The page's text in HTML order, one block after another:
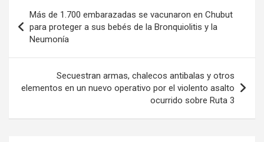
de
entradas
Más de 1.700 embarazadas se vacunaron en Chubut
para proteger a sus bebés de la Bronquiolitis y la
Neumonía
Secuestran armas, chalecos antibalas y otros
elementos en un nuevo operativo por el violento asalto
ocurrido sobre Ruta 3